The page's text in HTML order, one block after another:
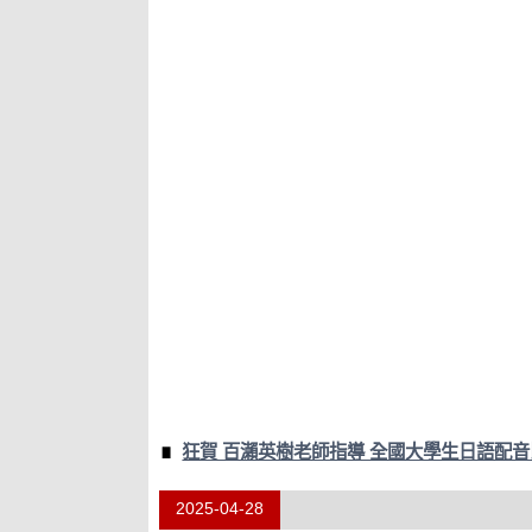
狂賀 百瀨英樹老師指導 全國大學生日語配
2025-04-28